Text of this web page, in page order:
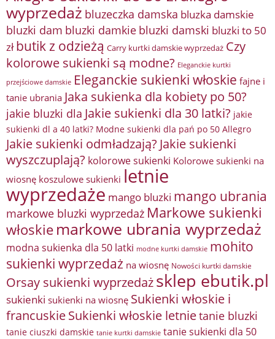
wyprzedaż bluzeczka damska bluzka damskie
bluzki dam bluzki damkie bluzki damski bluzki to 50
zł butik z odzieżą Carry kurtki damskie wyprzedaż Czy
kolorowe sukienki są modne? Eleganckie kurtki
przejściowe damskie Eleganckie sukienki włoskie fajne i
tanie ubrania Jaka sukienka dla kobiety po 50?
jakie bluzki dla Jakie sukienki dla 30 latki? jakie
sukienki dl a 40 latki? Modne sukienki dla pań po 50 Allegro
Jakie sukienki odmładzają? Jakie sukienki
wyszczuplają? kolorowe sukienki Kolorowe sukienki na
wiosnę koszulowe sukienki letnie
wyprzedaże mango bluzki mango ubrania
markowe bluzki wyprzedaż Markowe sukienki
włoskie markowe ubrania wyprzedaż
modna sukienka dla 50 latki modne kurtki damskie mohito
sukienki wyprzedaż na wiosnę Nowości kurtki damskie
Orsay sukienki wyprzedażsklep ebutik.pl
sukienki sukienki na wiosnę Sukienki włoskie i
francuskieSukienki włoskie letnietanie bluzki
tanie ciuszki damskie tanie kurtki damskie tanie sukienki dla 50